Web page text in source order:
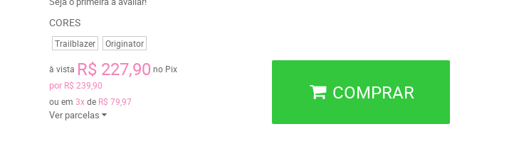
CORES
Trailblazer Originator
à vista R$ 227,90 no Pix
por R$ 239,90
ou em 3xde R$ 79,97
Ver parcelas
COMPRAR